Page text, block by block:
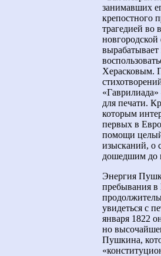
занимавших
крепостного
трагедией во
Херасковым.
для печати.
которым
первых в
помощи целый
изысканий, о
дошедшим до
Энергия
пребывания
увидеться с
января 1822
но
Пушкина,